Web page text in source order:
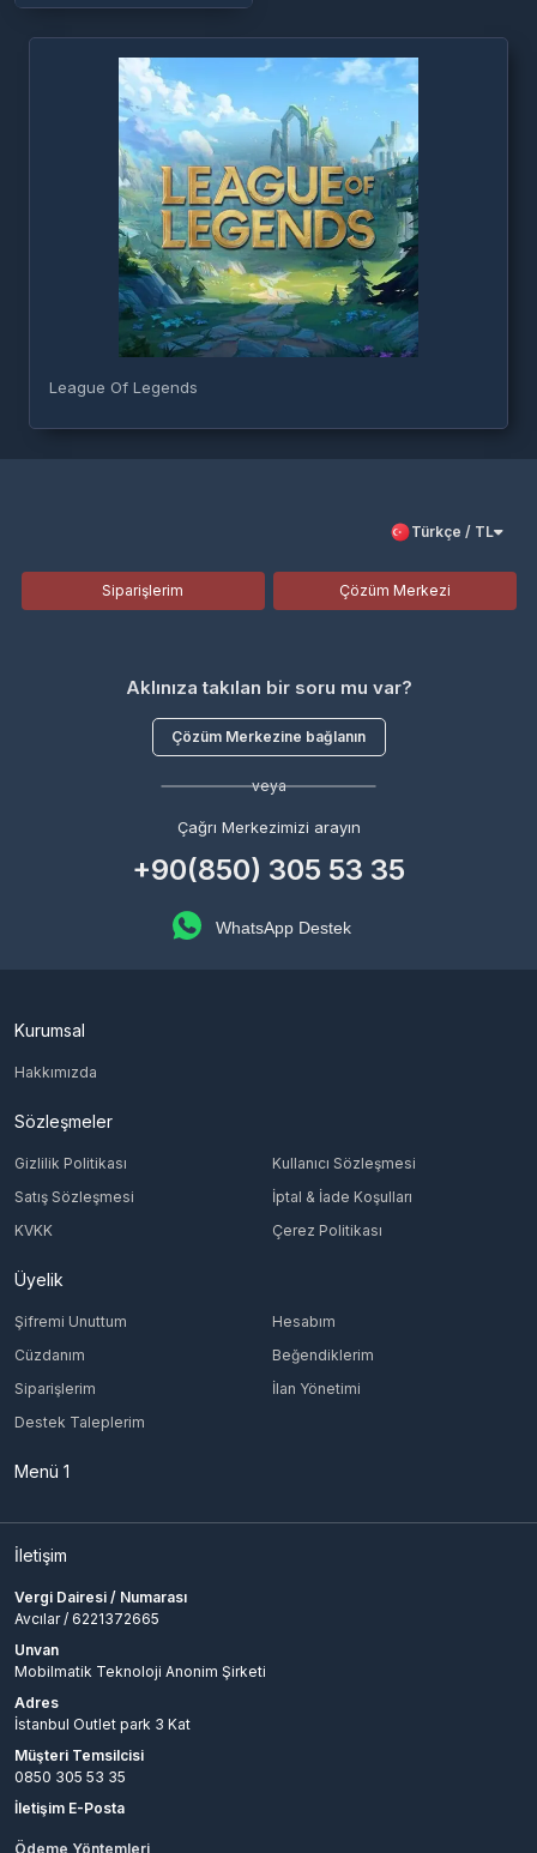
League Of Legends
Türkçe / TL
Siparişlerim Çözüm Merkezi
Aklınıza takılan bir soru mu var?
Çözüm Merkezine bağlanın
veya
Çağrı Merkezimizi arayın
+90(850) 305 53 35
WhatsApp Destek
Kurumsal
Hakkımızda
Sözleşmeler
Gizlilik Politikası
Kullanıcı Sözleşmesi
Satış Sözleşmesi
İptal & İade Koşulları
KVKK
Çerez Politikası
Üyelik
Şifremi Unuttum
Hesabım
Cüzdanım
Beğendiklerim
Siparişlerim
İlan Yönetimi
Destek Taleplerim
Menü 1
İletişim
Vergi Dairesi / Numarası
Avcılar / 6221372665
Unvan
Mobilmatik Teknoloji Anonim Şirketi
Adres
İstanbul Outlet park 3 Kat
Müşteri Temsilcisi
0850 305 53 35
İletişim E-Posta
Ödeme Yöntemleri